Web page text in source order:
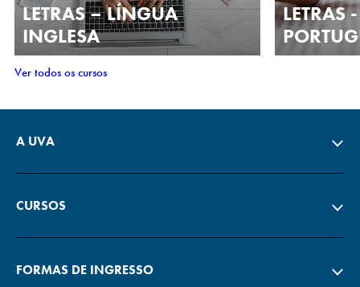
LETRAS – LÍNGUA
INGLESA
LETRAS
Ver todos os cursos
A UVA
CURSOS
FORMAS DE INGRESSO